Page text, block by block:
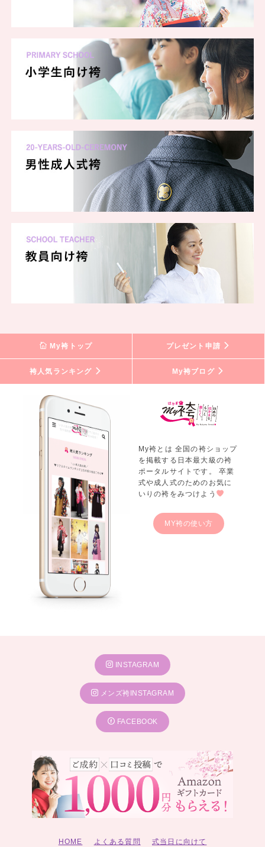
My袴トップ プレゼント申請
袴人気ランキング My袴ブログ
My袴とは 全国の袴ショップ
を掲載する日本最大級の袴
ポータルサイトです。 卒業
式や成人式のためのお気に
いりの袴をみつけよう
MY袴の使い方
INSTAGRAM
メンズ袴INSTAGRAM
FACEBOOK
HOME よくある質問 式当日に向けて